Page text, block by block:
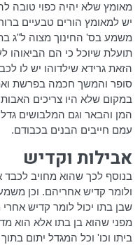
מאומץ שלא יהיה כפוי טובה
יש למאומץ הורים טבעיים
משמע בס' החינוך מצוה ל"ג
תועלת שיוכל כי הם הביאוהו
הזאת גרידא שילדוהו יש לו
סופר והמשך חכמה בפרשת
במקום שלא היו צריכים
המן והבאר וגם המלבושים
עמם חייבים הבנים בכבודם.
אבילות וקדיש
בנוסף לכך שהוא מחויב לכבד
ולומר קדיש אחריהם. וכן
שבן בתו יכול לומר קדיש
מפני שהוא בן בתו אלא הוא
ביתו וכו' וכל המגדל יתום בתוך